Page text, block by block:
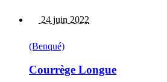
24 juin 2022
(Benqué)
Courrège Longue